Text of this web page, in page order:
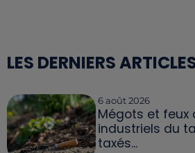
LES DERNIERS
6 août 2026
Mégots et feux
industriels du
taxés...